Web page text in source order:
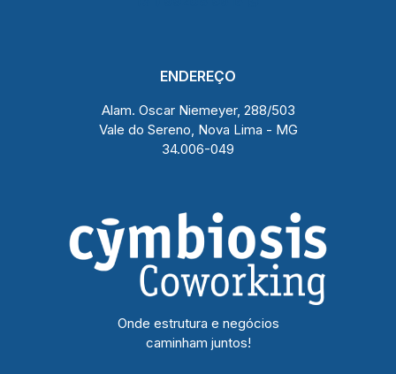
ENDEREÇO
Alam. Oscar Niemeyer, 288/503
Vale do Sereno, Nova Lima - MG
34.006-049
Onde estrutura e negócios
caminham juntos!